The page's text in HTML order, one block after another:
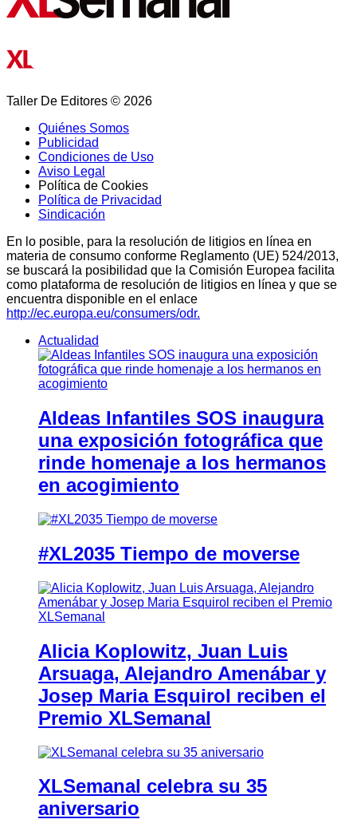
Taller De Editores © 2026
Quiénes Somos
Publicidad
Condiciones de Uso
Aviso Legal
Política de Cookies
Política de Privacidad
Sindicación
En lo posible, para la resolución de litigios en línea en
materia de consumo conforme Reglamento (UE) 524/2013,
se buscará la posibilidad que la Comisión Europea facilita
como plataforma de resolución de litigios en línea y que se
encuentra disponible en el enlace
http://ec.europa.eu/consumers/odr.
Actualidad
Aldeas Infantiles SOS inaugura
una exposición fotográfica que
rinde homenaje a los hermanos
en acogimiento
#XL2035 Tiempo de moverse
Alicia Koplowitz, Juan Luis
Arsuaga, Alejandro Amenábar y
Josep Maria Esquirol reciben el
Premio XLSemanal
XLSemanal celebra su 35
aniversario